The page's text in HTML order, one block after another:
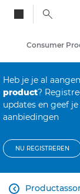
Consumer
Heb je je al
product?
updates en geef
aanbiedingen
NU REGISTREREN
